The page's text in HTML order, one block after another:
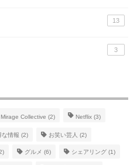
13
3
Mirage Collective (2) Netflix (3)
な情報 (2) お笑い芸人 (2)
グルメ (6) シェアリング (1)